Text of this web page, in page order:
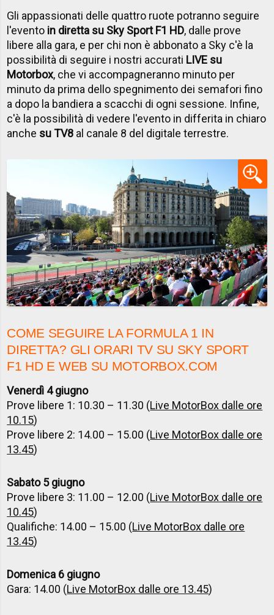
Gli appassionati delle quattro ruote potranno seguire
l'evento in diretta su Sky Sport F1 HD, dalle prove
libere alla gara, e per chi non è abbonato a Sky c'è la
possibilità di seguire i nostri accurati LIVE su
Motorbox, che vi accompagneranno minuto per
minuto da prima dello spegnimento dei semafori fino
a dopo la bandiera a scacchi di ogni sessione. Infine,
c'è la possibilità di vedere l'evento in differita in chiaro
anche su TV8 al canale 8 del digitale terrestre.
COME SEGUIRE LA FORMULA 1 IN
DIRETTA? GLI ORARI TV SU SKY SPORT
F1 HD E WEB SU MOTORBOX.COM
Venerdì 4 giugno
Prove libere 1: 10.30 – 11.30 (Live MotorBox dalle ore
10.15)
Prove libere 2: 14.00 – 15.00 (Live MotorBox dalle ore
13.45)
Sabato 5 giugno
Prove libere 3: 11.00 – 12.00 (Live MotorBox dalle ore
10.45)
Qualifiche: 14.00 – 15.00 (Live MotorBox dalle ore
13.45)
Domenica 6 giugno
Gara: 14.00 (Live MotorBox dalle ore 13.45)